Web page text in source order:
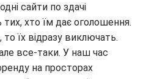
сайти по здачі
хто їм дає оголошення.
їх відразу виключать.
все-таки. У наш час
на просторах